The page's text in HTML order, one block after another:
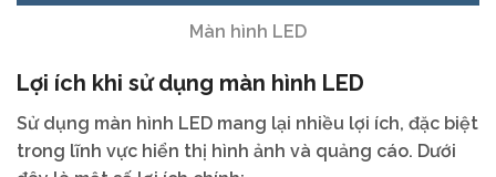
Màn hình LED
Lợi ích khi sử dụng màn hình LED
Sử dụng màn hình LED mang lại nhiều lợi ích, đặc biệt
trong lĩnh vực hiển thị hình ảnh và quảng cáo. Dưới